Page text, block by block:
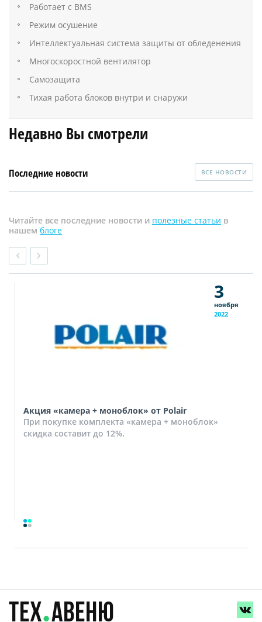
Работает с BMS
Режим осушение
Интеллектуальная система защиты от обледенения
Многоскоростной вентилятор
Самозащита
Тихая работа блоков внутри и снаружи
Недавно Вы смотрели
Последние новости ВСЕ НОВОСТИ
Читайте все последние новости и полезные статьи в
нашем блоге
3
ноября
2022
Акция «камера + моноблок» от Polair
При покупке комплекта «камера + моноблок»
скидка составит до 12%.